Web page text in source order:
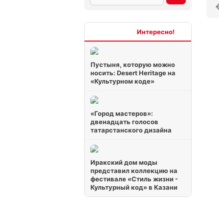
Пустыня, которую можно
носить: Desert Heritage на
«Культурном коде»
«Город мастеров»:
двенадцать голосов
татарстанского дизайна
Иракский дом моды
представил коллекцию на
фестивале «Стиль жизни -
Культурный код» в Казани